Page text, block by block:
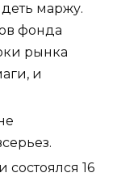
маржу.
фонда
рынка
и
16